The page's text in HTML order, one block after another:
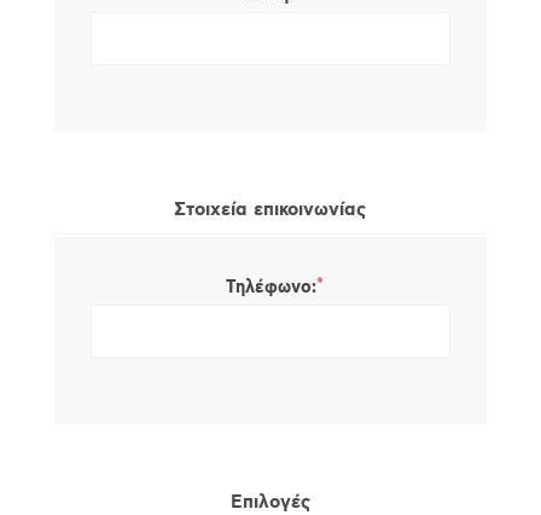
Στοιχεία επικοινωνίας
Τηλέφωνο:*
Επιλογές